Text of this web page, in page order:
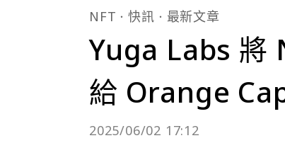
NFT 快訊 最新文章
Yuga Labs 將
給 Orange
2025/06/02 17:12